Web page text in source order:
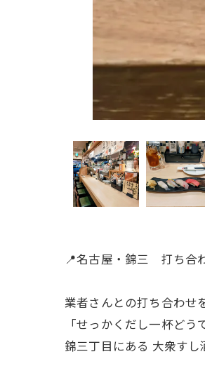
📍名古屋・錦三 打ち合
業者さんとの打ち合わせ
「せっかくだし一杯どう
錦三丁目にある 大衆す